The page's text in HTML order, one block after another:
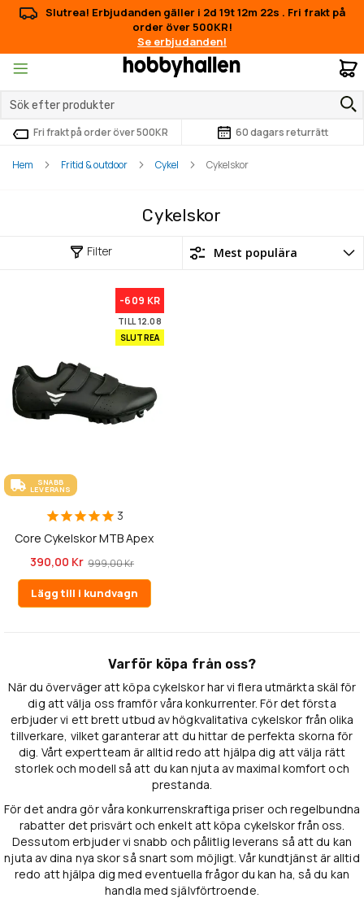
Slutrea! Erbjudanden gäller i 2d 19t 12m 22s . Fri frakt på
order över 500KR!
Se erbjudanden!
Fri frakt på order över 500KR 60 dagars returrätt
Hem Fritid & outdoor Cykel Cykelskor
Cykelskor
Filter
-609 KR
TILL 12.08
SLUTREA
SNABB
LEVERANS
3
Core Cykelskor MTB Apex
390,00 Kr 999,00 Kr
Lägg till i kundvagn
Varför köpa från oss?
När du överväger att köpa cykelskor har vi flera utmärkta skäl för
dig att välja oss framför våra konkurrenter. För det första
erbjuder vi ett brett utbud av högkvalitativa cykelskor från olika
tillverkare, vilket garanterar att du hittar de perfekta skorna för
dig. Vårt expertteam är alltid redo att hjälpa dig att välja rätt
storlek och modell så att du kan njuta av maximal komfort och
prestanda.
För det andra gör våra konkurrenskraftiga priser och regelbundna
rabatter det prisvärt och enkelt att köpa cykelskor från oss.
Dessutom erbjuder vi snabb och pålitlig leverans så att du kan
njuta av dina nya skor så snart som möjligt. Vår kundtjänst är alltid
redo att hjälpa dig med eventuella frågor du kan ha, så du kan
handla med självförtroende.